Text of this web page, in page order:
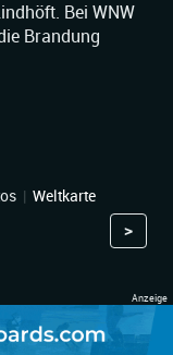
Bei WNW
Brandung
| Weltkarte
>